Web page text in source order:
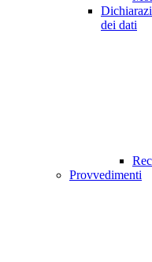
dei dati
Provvedimenti